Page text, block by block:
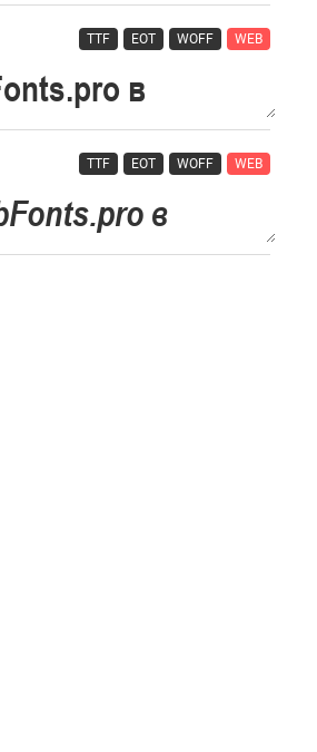
TTF EOT WOFF WEB
TTF EOT WOFF WEB